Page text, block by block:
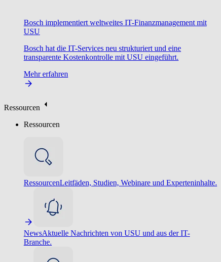
Bosch implementiert weltweites IT-Finanzmanagement mit
USU
Bosch hat die IT-Services neu strukturiert und eine
transparente Kostenkontrolle mit USU eingeführt.
Mehr erfahren
Ressourcen
Ressourcen
RessourcenLeitfäden, Studien, Webinare und Experteninhalte.
NewsAktuelle Nachrichten von USU und aus der IT-
Branche.